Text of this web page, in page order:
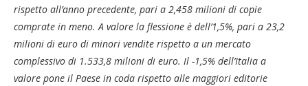
rispetto all’anno precedente, pari a 2,458 milioni di copie
comprate in meno. A valore la flessione è dell’1,5%, pari a 23,2
milioni di euro di minori vendite rispetto a un mercato
complessivo di 1.533,8 milioni di euro. Il -1,5% dell’Italia a
valore pone il Paese in coda rispetto alle maggiori editorie